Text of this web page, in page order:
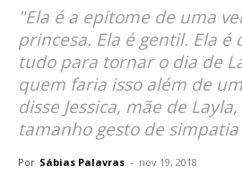
"Ela é a epítome de uma
princesa. Ela é gentil. Ela é
tudo para tornar o dia de
quem faria isso além de
disse Jessica, mãe de
tamanho gesto de simpatia
Por Sábias Palavras - nov 19, 2018